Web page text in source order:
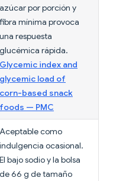
azúcar por porción y
fibra mínima provoca
una respuesta
glucémica rápida.
Glycemic index and
glycemic load of
corn-based snack
foods — PMC
Aceptable como
indulgencia ocasional.
El bajo sodio y la bolsa
de 66 g de tamaño